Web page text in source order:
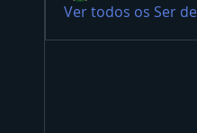
Ver todos os Ser